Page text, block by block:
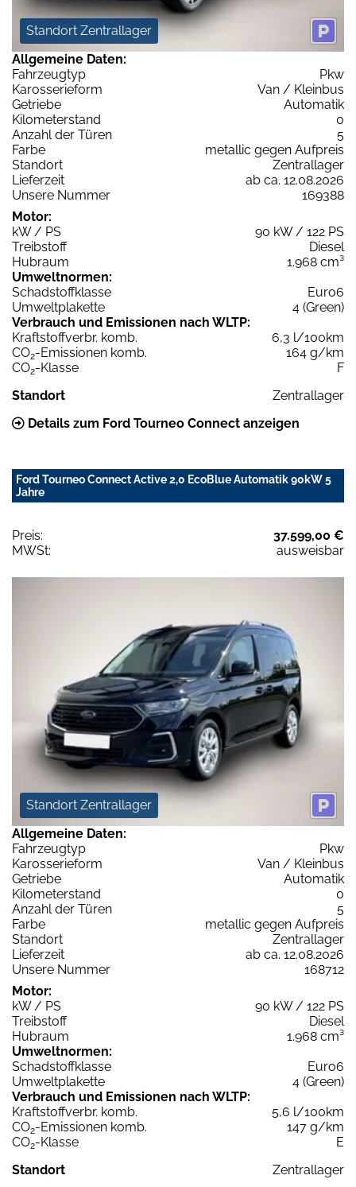
Standort Zentrallager
Allgemeine Daten:
Fahrzeugtyp
Pkw
Karosserieform
Van / Kleinbus
Getriebe
Automatik
Kilometerstand
0
Anzahl der Türen
5
Farbe
metallic gegen Aufpreis
Standort
Zentrallager
Lieferzeit
ab ca. 12.08.2026
Unsere Nummer
169388
Motor:
kW / PS
90 kW / 122 PS
Treibstoff
Diesel
Hubraum
1.968 cm³
Umweltnormen:
Schadstoffklasse
Euro6
Umweltplakette
4 (Green)
Verbrauch und Emissionen nach WLTP:
Kraftstoffverbr. komb.
6,3 l/100km
CO2-Emissionen komb.
164 g/km
CO2-Klasse
F
Standort
Zentrallager
Details zum Ford Tourneo Connect anzeigen
Ford Tourneo Connect Active 2,0 EcoBlue Automatik 90kW 5
Jahre
Preis:
37.599,00 €
MWSt:
ausweisbar
Standort Zentrallager
Allgemeine Daten:
Fahrzeugtyp
Pkw
Karosserieform
Van / Kleinbus
Getriebe
Automatik
Kilometerstand
0
Anzahl der Türen
5
Farbe
metallic gegen Aufpreis
Standort
Zentrallager
Lieferzeit
ab ca. 12.08.2026
Unsere Nummer
168712
Motor:
kW / PS
90 kW / 122 PS
Treibstoff
Diesel
Hubraum
1.968 cm³
Umweltnormen:
Schadstoffklasse
Euro6
Umweltplakette
4 (Green)
Verbrauch und Emissionen nach WLTP:
Kraftstoffverbr. komb.
5,6 l/100km
CO2-Emissionen komb.
147 g/km
CO2-Klasse
E
Standort
Zentrallager